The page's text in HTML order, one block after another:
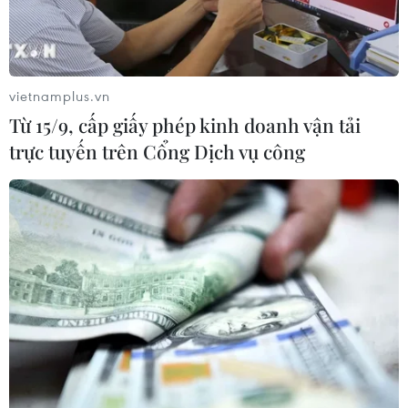
Korean Air ngừng tăng lương, cắt giảm
70% nhân viên trong nửa đầu 2021
16/12/2020 12:50
Khoảng 70% trong số 12.600 nhân viên của hãng hàng
không lớn nhất Hàn Quốc đã nghỉ không lương kể từ
tháng 4/2020 như một phần của nỗ lực cắt giảm chi
phí để khắc phục ảnh hưởng của đại dịch COVID-19.
vietnamplus.vn
Từ 15/9, cấp giấy phép kinh doanh vận tải
trực tuyến trên Cổng Dịch vụ công